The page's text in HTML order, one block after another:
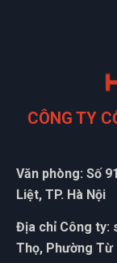
CÔNG TY
Văn phòng: Số
Liệt, TP. Hà Nội
Địa chỉ Công ty:
Thọ, Phường Từ